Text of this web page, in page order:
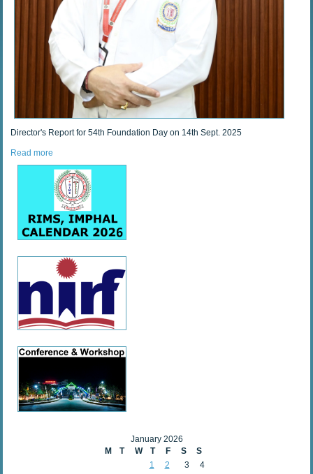
Director's Report for 54th Foundation Day on 14th Sept. 2025
Read more
January 2026
M
T W T F S
S
1
2 3
4